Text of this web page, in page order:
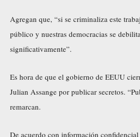
Agregan que, “si se criminaliza este
público y nuestras democracias se
significativamente”.
Es hora de que el gobierno de EEUU
Julian Assange por publicar secretos.
remarcan.
De acuerdo con información